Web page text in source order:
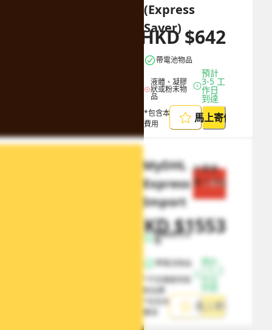
(Express
Saver)
帶電池物品
液體、凝膠
狀或粉末物
品
*包含本地取件
費用
HKD$642
預計
3-5 工
作日
到達
馬上寄件
MyDHL
Express
Import
節省 $
無偏遠附加
費
帶電池物品
*不含偏遠地區
*包含本地取件
計費重
量
0.5kg
HKD$1553
預計